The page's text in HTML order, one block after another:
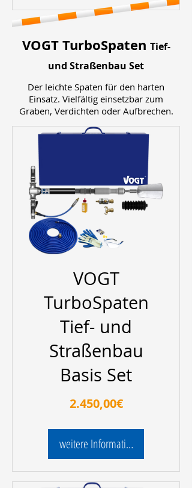
VOGT TurboSpaten Tief-
und Straßenbau Set
Der leichte Spaten für den harten
Einsatz. Vielfältig einsetzbar zum
Graben, Verdichten oder Aufbrechen.
VOGT
TurboSpaten
Tief- und
Straßenbau
Basis Set
2.450,00€Preis
weitere Informationen